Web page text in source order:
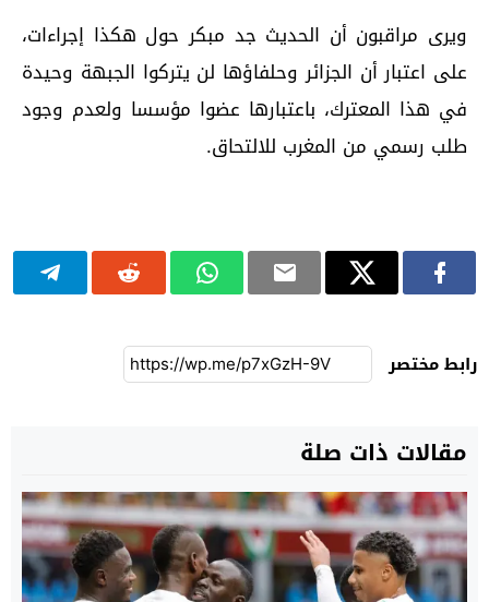
ويرى مراقبون أن الحديث جد مبكر حول هكذا إجراءات،
على اعتبار أن الجزائر وحلفاؤها لن يتركوا الجبهة وحيدة
في هذا المعترك، باعتبارها عضوا مؤسسا ولعدم وجود
طلب رسمي من المغرب للالتحاق.
رابط مختصر
مقالات ذات صلة